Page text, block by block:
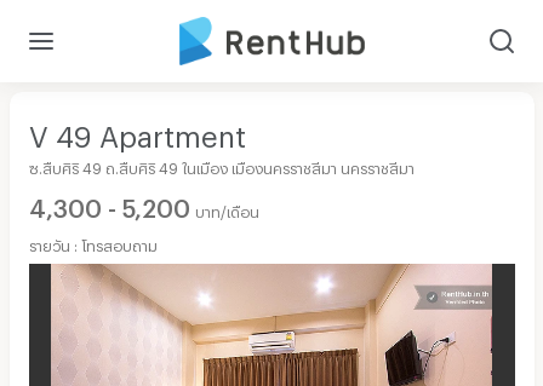
V 49 Apartment
ซ.สืบศิริ 49 ถ.สืบศิริ 49 ในเมือง เมืองนครราชสีมา นครราชสีมา
4,300 - 5,200 บาท/เดือน
รายวัน : โทรสอบถาม